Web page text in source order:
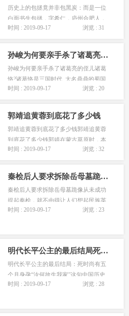
历史上的包拯竟并非包黑炭：而是一位
白面书生包拯，字希仁，庐州合肥人，
北宋名臣包拯廉洁公正、立朝刚毅，不
于...
时间 : 2019-09-17 浏览 : 31
孙峻为何要亲手杀了诸葛亮的侄儿诸葛恪
孙峻为何要亲手杀了诸葛亮的侄儿诸葛
恪?诸葛恪是三国时代, 大名鼎鼎的蜀国
承相诸葛亮的侄儿对于诸葛亮, 有人有一
时间 : 2019-09-17 浏览 : 20
郭靖追黄蓉到底花了多少钱
郭靖追黄蓉到底花了多少钱郭靖追黄蓉
到底花了多少钱郭靖在蒙古草原时，本
就是一员猛将，他拜了哲别为师，学习
时间 : 2019-09-17 浏览 : 32
秦桧后人要求拆除岳母墓跪像从未成功
秦桧后人要求拆除岳母墓跪像从未成功
提起秦桧，就不由得让人们想起民族英
雄岳飞，精忠报国的岳飞受人敬重了这
时间 : 2019-09-17 浏览 : 23
明代长平公主的最后结局死时尚有五个月身孕
明代长平公主的最后结局：死时尚有五
个月身孕“汝何故生我家”这句中国历史
上惨痛的名言，是崇祯皇帝说给长平公
时间 : 2019-09-17 浏览 : 28